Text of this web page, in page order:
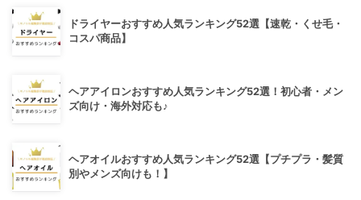
ドライヤーおすすめ人気ランキング52選【速乾・くせ毛・
コスパ商品】
ヘアアイロンおすすめ人気ランキング52選！初心者・メン
ズ向け・海外対応も♪
ヘアオイルおすすめ人気ランキング52選【プチプラ・髪質
別やメンズ向けも！】